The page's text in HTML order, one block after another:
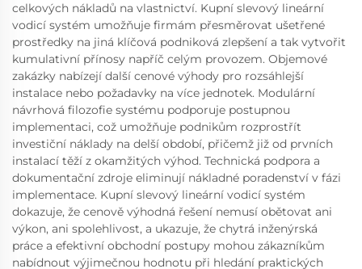
celkových nákladů na vlastnictví. Kupní slevový lineární
vodicí systém umožňuje firmám přesměrovat ušetřené
prostředky na jiná klíčová podniková zlepšení a tak vytvořit
kumulativní přínosy napříč celým provozem. Objemové
zakázky nabízejí další cenové výhody pro rozsáhlejší
instalace nebo požadavky na více jednotek. Modulární
návrhová filozofie systému podporuje postupnou
implementaci, což umožňuje podnikům rozprostřít
investiční náklady na delší období, přičemž již od prvních
instalací těží z okamžitých výhod. Technická podpora a
dokumentační zdroje eliminují nákladné poradenství v fázi
implementace. Kupní slevový lineární vodicí systém
dokazuje, že cenově výhodná řešení nemusí obětovat ani
výkon, ani spolehlivost, a ukazuje, že chytrá inženýrská
práce a efektivní obchodní postupy mohou zákazníkům
nabídnout výjimečnou hodnotu při hledání praktických